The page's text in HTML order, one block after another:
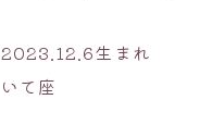
2023.12.6生まれ
いて座